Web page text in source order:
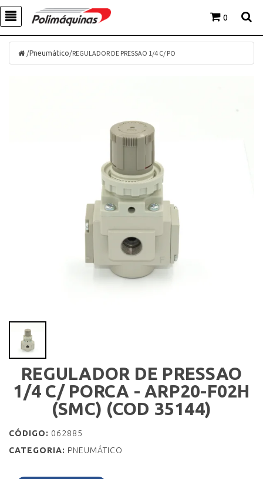
0
/Pneumático/REGULADOR DE PRESSAO 1/4 C/ PO
REGULADOR DE PRESSAO
1/4 C/ PORCA - ARP20-F02H
(SMC) (COD 35144)
CÓDIGO: 062885
CATEGORIA: PNEUMÁTICO